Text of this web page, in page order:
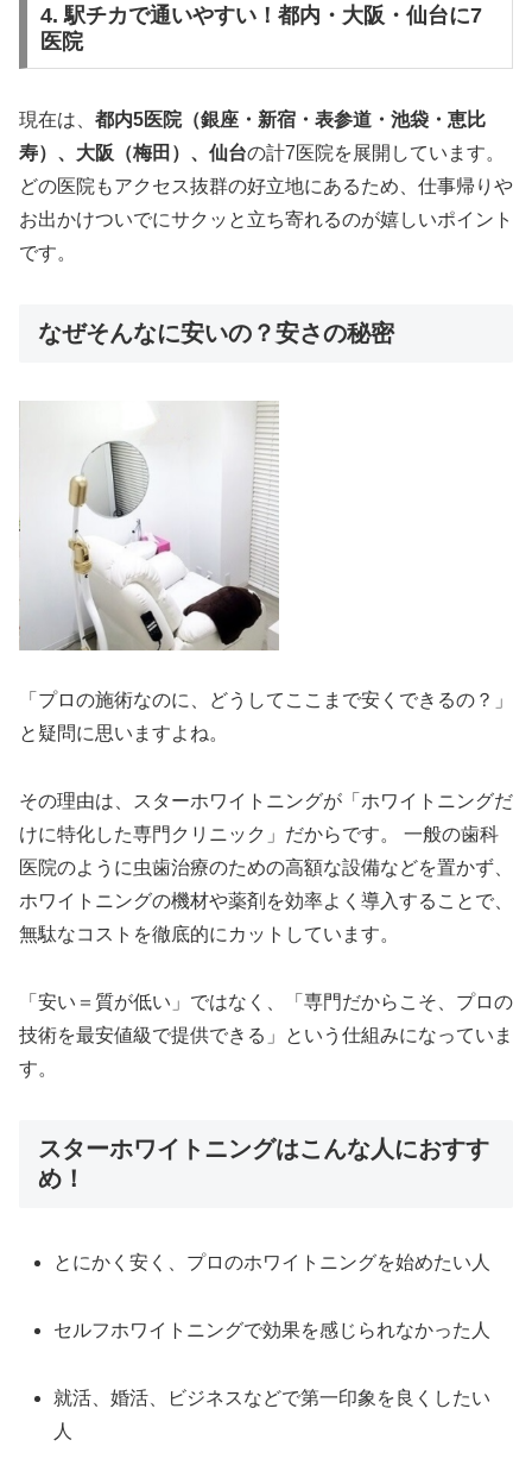
4. 駅チカで通いやすい！都内・大阪・仙台に7
医院
現在は、 都内5医院（銀座・新宿・表参道・池袋・恵比
寿）、大阪（梅田）、仙台の計7医院を展開しています。
どの医院もアクセス抜群の好立地にあるため、仕事帰りや
お出かけついでにサクッと立ち寄れるのが嬉しいポイント
です。
なぜそんなに安いの？安さの秘密
「プロの施術なのに、どうしてここまで安くできるの？」
と疑問に思いますよね。
その理由は、スターホワイトニングが「ホワイトニングだ
けに特化した専門クリニック」だからです。 一般の歯科
医院のように虫歯治療のための高額な設備などを置かず、
ホワイトニングの機材や薬剤を効率よく導入することで、
無駄なコストを徹底的にカットしています。
「安い＝質が低い」ではなく、「専門だからこそ、プロの
技術を最安値級で提供できる」という仕組みになっていま
す。
スターホワイトニングはこんな人におすす
め！
とにかく安く、プロのホワイトニングを始めたい人
セルフホワイトニングで効果を感じられなかった人
就活、婚活、ビジネスなどで第一印象を良くしたい
人